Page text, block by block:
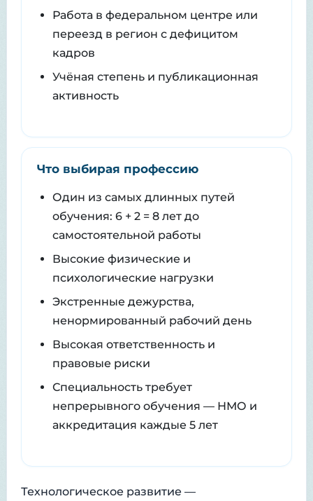
Работа в федеральном центре или
переезд в регион с дефицитом
кадров
Учёная степень и публикационная
активность
Что выбирая профессию
Один из самых длинных путей
обучения: 6 + 2 = 8 лет до
самостоятельной работы
Высокие физические и
психологические нагрузки
Экстренные дежурства,
ненормированный рабочий день
Высокая ответственность и
правовые риски
Специальность требует
непрерывного обучения — НМО и
аккредитация каждые 5 лет
Технологическое развитие —